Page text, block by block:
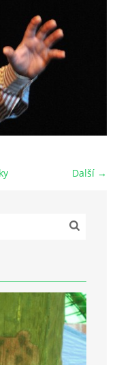
v Choceradech z.s.
Další →